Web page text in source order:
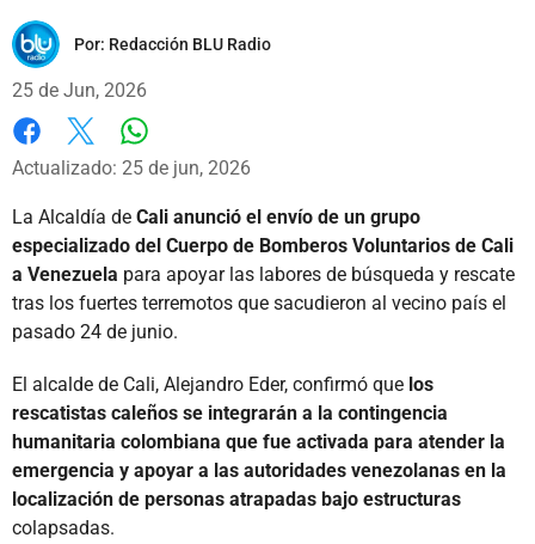
Por: Redacción BLU Radio
25 de Jun, 2026
Facebook
X
Actualizado: 25 de jun, 2026
La Alcaldía de Cali anunció el envío de un grupo
especializado del Cuerpo de Bomberos Voluntarios de Cali
a Venezuela para apoyar las labores de búsqueda y rescate
tras los fuertes terremotos que sacudieron al vecino país el
pasado 24 de junio.
El alcalde de Cali, Alejandro Eder, confirmó que los
rescatistas caleños se integrarán a la contingencia
humanitaria colombiana que fue activada para atender la
emergencia y apoyar a las autoridades venezolanas en la
localización de personas atrapadas bajo estructuras
colapsadas.